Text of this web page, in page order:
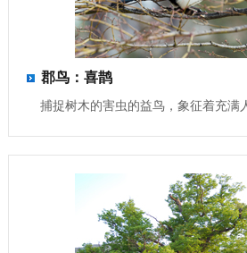
郡鸟：喜鹊
捕捉树木的害虫的益鸟，象征着充满